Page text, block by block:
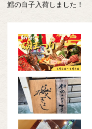
鱈の白子入荷しました！